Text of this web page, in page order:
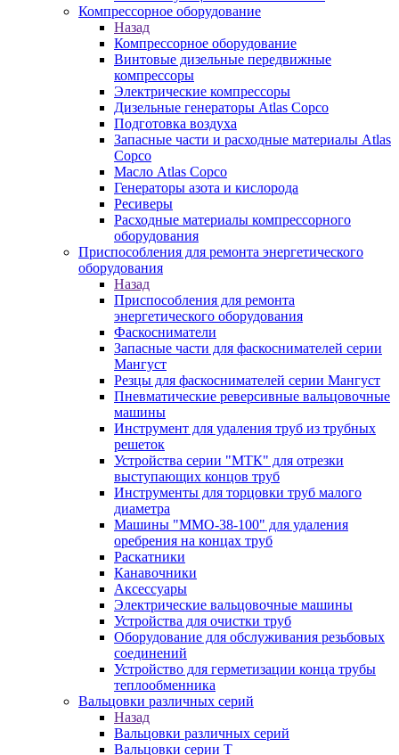
Компрессорное оборудование
Назад
Компрессорное оборудование
Винтовые дизельные передвижные
компрессоры
Электрические компрессоры
Дизельные генераторы Atlas Copco
Подготовка воздуха
Запасные части и расходные материалы Atlas
Copco
Масло Atlas Copco
Генераторы азота и кислорода
Ресиверы
Расходные материалы компрессорного
оборудования
Приспособления для ремонта энергетического
оборудования
Назад
Приспособления для ремонта
энергетического оборудования
Фаскосниматели
Запасные части для фаскоснимателей серии
Мангуст
Резцы для фаскоснимателей серии Мангуст
Пневматические реверсивные вальцовочные
машины
Инструмент для удаления труб из трубных
решеток
Устройства серии "МТК" для отрезки
выступающих концов труб
Инструменты для торцовки труб малого
диаметра
Машины "ММО-38-100" для удаления
оребрения на концах труб
Раскатники
Канавочники
Аксессуары
Электрические вальцовочные машины
Устройства для очистки труб
Оборудование для обслуживания резьбовых
соединений
Устройство для герметизации конца трубы
теплообменника
Вальцовки различных серий
Назад
Вальцовки различных серий
Вальцовки серии Т